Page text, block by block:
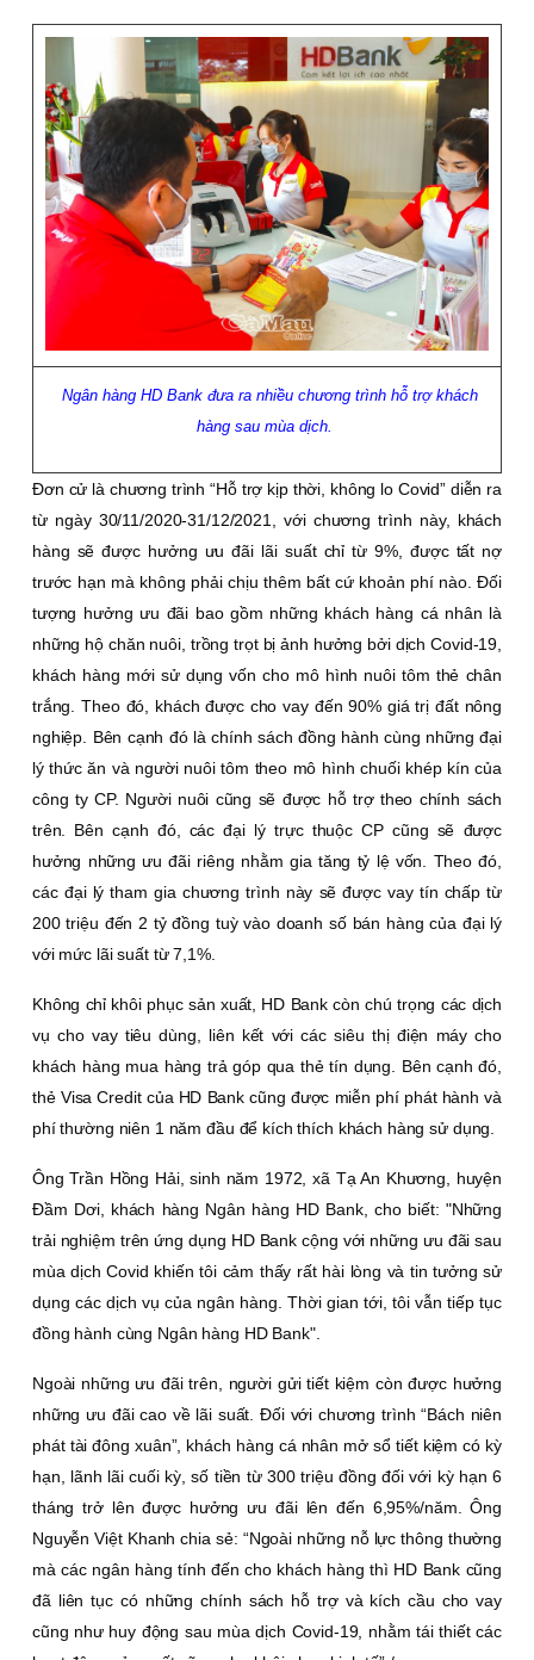
Ngân hàng HD Bank đưa ra nhiều chương trình hỗ trợ khách
hàng sau mùa dịch.
Ðơn cử là chương trình “Hỗ trợ kịp thời, không lo Covid” diễn ra
từ ngày 30/11/2020-31/12/2021, với chương trình này, khách
hàng sẽ được hưởng ưu đãi lãi suất chỉ từ 9%, được tất nợ
trước hạn mà không phải chịu thêm bất cứ khoản phí nào. Ðối
tượng hưởng ưu đãi bao gồm những khách hàng cá nhân là
những hộ chăn nuôi, trồng trọt bị ảnh hưởng bởi dịch Covid-19,
khách hàng mới sử dụng vốn cho mô hình nuôi tôm thẻ chân
trắng. Theo đó, khách được cho vay đến 90% giá trị đất nông
nghiệp. Bên cạnh đó là chính sách đồng hành cùng những đại
lý thức ăn và người nuôi tôm theo mô hình chuối khép kín của
công ty CP. Người nuôi cũng sẽ được hỗ trợ theo chính sách
trên. Bên cạnh đó, các đại lý trực thuộc CP cũng sẽ được
hưởng những ưu đãi riêng nhằm gia tăng tỷ lệ vốn. Theo đó,
các đại lý tham gia chương trình này sẽ được vay tín chấp từ
200 triệu đến 2 tỷ đồng tuỳ vào doanh số bán hàng của đại lý
với mức lãi suất từ 7,1%.
Không chỉ khôi phục sản xuất, HD Bank còn chú trọng các dịch
vụ cho vay tiêu dùng, liên kết với các siêu thị điện máy cho
khách hàng mua hàng trả góp qua thẻ tín dụng. Bên cạnh đó,
thẻ Visa Credit của HD Bank cũng được miễn phí phát hành và
phí thường niên 1 năm đầu để kích thích khách hàng sử dụng.
Ông Trần Hồng Hải, sinh năm 1972, xã Tạ An Khương, huyện
Ðầm Dơi, khách hàng Ngân hàng HD Bank, cho biết: "Những
trải nghiệm trên ứng dụng HD Bank cộng với những ưu đãi sau
mùa dịch Covid khiến tôi cảm thấy rất hài lòng và tin tưởng sử
dụng các dịch vụ của ngân hàng. Thời gian tới, tôi vẫn tiếp tục
đồng hành cùng Ngân hàng HD Bank".
Ngoài những ưu đãi trên, người gửi tiết kiệm còn được hưởng
những ưu đãi cao về lãi suất. Ðối với chương trình “Bách niên
phát tài đông xuân”, khách hàng cá nhân mở sổ tiết kiệm có kỳ
hạn, lãnh lãi cuối kỳ, số tiền từ 300 triệu đồng đối với kỳ hạn 6
tháng trở lên được hưởng ưu đãi lên đến 6,95%/năm. Ông
Nguyễn Việt Khanh chia sẻ: “Ngoài những nỗ lực thông thường
mà các ngân hàng tính đến cho khách hàng thì HD Bank cũng
đã liên tục có những chính sách hỗ trợ và kích cầu cho vay
cũng như huy động sau mùa dịch Covid-19, nhằm tái thiết các